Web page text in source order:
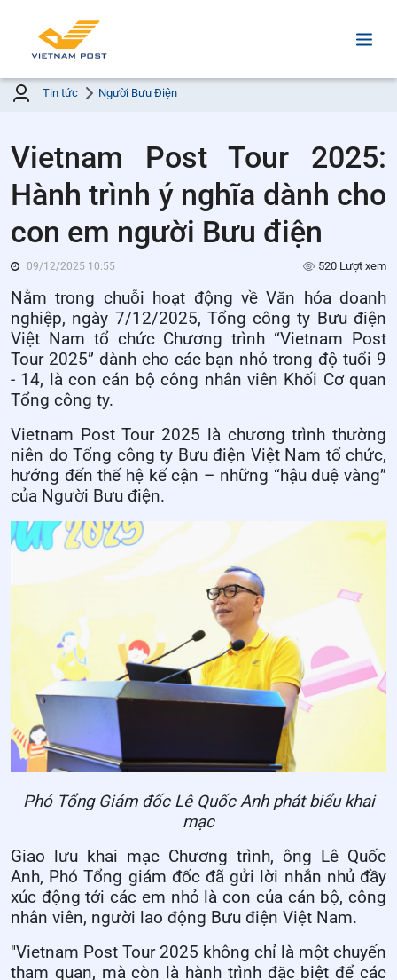
Tin tức Người Bưu Điện
Vietnam Post Tour 2025:
Hành trình ý nghĩa dành cho
con em người Bưu điện
09/12/2025 10:55 520 Lượt xem
Nằm trong chuỗi hoạt động về Văn hóa doanh
nghiệp, ngày 7/12/2025, Tổng công ty Bưu điện
Việt Nam tổ chức Chương trình “Vietnam Post
Tour 2025” dành cho các bạn nhỏ trong độ tuổi 9
- 14, là con cán bộ công nhân viên Khối Cơ quan
Tổng công ty.
Vietnam Post Tour 2025 là chương trình thường
niên do Tổng công ty Bưu điện Việt Nam tổ chức,
hướng đến thế hệ kế cận – những “hậu duệ vàng”
của Người Bưu điện.
Phó Tổng Giám đốc Lê Quốc Anh phát biểu khai
mạc
Giao lưu khai mạc Chương trình, ông Lê Quốc
Anh, Phó Tổng giám đốc đã gửi lời nhắn nhủ đầy
xúc động tới các em nhỏ là con của cán bộ, công
nhân viên, người lao động Bưu điện Việt Nam.
"Vietnam Post Tour 2025 không chỉ là một chuyến
tham quan, mà còn là hành trình đặc biệt để các